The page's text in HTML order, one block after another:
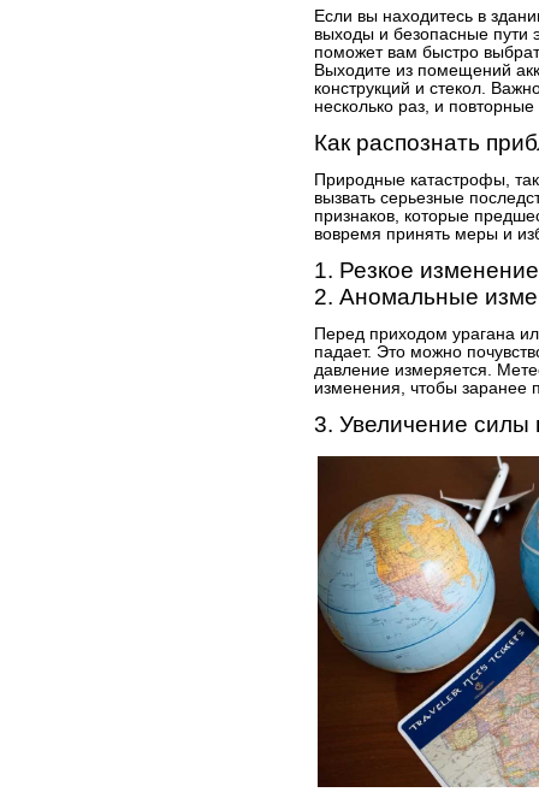
Если вы находитесь в
выходы и безопасные пути
поможет вам быстро
Выходите из помещений
конструкций и стекол.
несколько раз, и
Как распознать
Природные катастрофы,
вызвать серьезные
признаков, которые
вовремя принять меры и
1. Резкое
2. Аномальные
Перед приходом урагана
падает. Это можно
давление измеряется.
изменения, чтобы заранее
3. Увеличение силы